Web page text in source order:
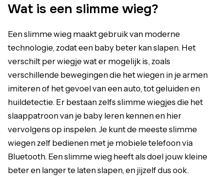
Wat is een slimme wieg?
Een slimme wieg maakt gebruik van moderne
technologie, zodat een baby beter kan slapen. Het
verschilt per wiegje wat er mogelijk is, zoals
verschillende bewegingen die het wiegen in je armen
imiteren of het gevoel van een auto, tot geluiden en
huildetectie. Er bestaan zelfs slimme wiegjes die het
slaappatroon van je baby leren kennen en hier
vervolgens op inspelen. Je kunt de meeste slimme
wiegen zelf bedienen met je mobiele telefoon via
Bluetooth. Een slimme wieg heeft als doel jouw kleine
beter en langer te laten slapen, en jijzelf dus ook.